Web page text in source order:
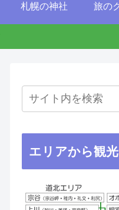
札幌の神社 旅の
エリアから観